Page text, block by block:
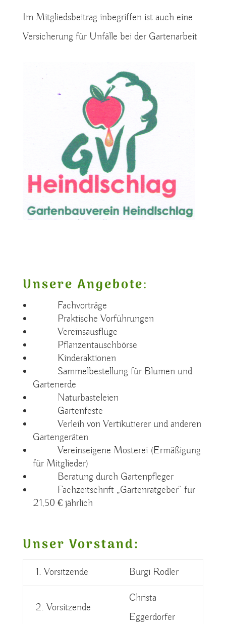
Im Mitgliedsbeitrag inbegriffen ist auch eine
Versicherung für Unfälle bei der Gartenarbeit
Unsere Angebote:
Fachvorträge
Praktische Vorführungen
Vereinsausflüge
Pflanzentauschbörse
Kinderaktionen
Sammelbestellung für Blumen und
Gartenerde
Naturbasteleien
Gartenfeste
Verleih von Vertikutierer und anderen
Gartengeräten
Vereinseigene Mosterei (Ermäßigung
für Mitglieder)
Beratung durch Gartenpfleger
Fachzeitschrift „Gartenratgeber“ für
21,50 € jährlich
Unser Vorstand:
1. Vorsitzende Burgi Rodler
2. Vorsitzende
Christa
Eggerdorfer